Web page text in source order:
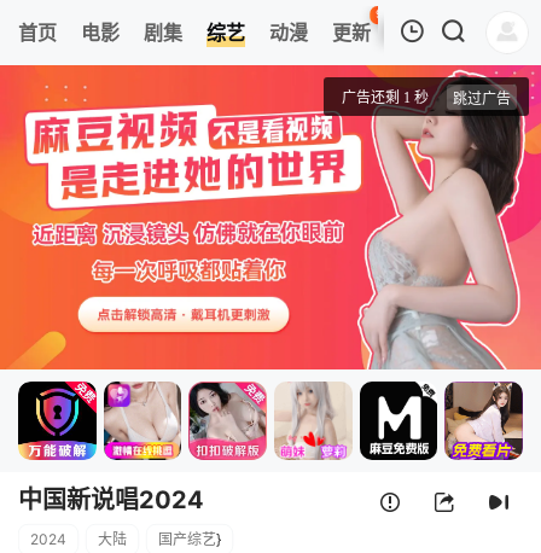
首页 电影 剧集 综艺 动漫 更新
96
热榜 APP
20240504上
中国新说唱2024
清空
中国新说唱2024
2024 大陆 国产综艺}